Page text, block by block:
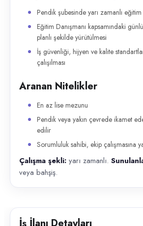
Pendik şubesinde yarı zamanlı eğitim
Eğitim Danışmanı kapsamındaki
planlı şekilde yürütülmesi
İş güvenliği, hijyen ve kalite
çalışılması
Aranan Nitelikler
En az lise mezunu
Pendik veya yakın çevrede ikamet
edilir
Sorumluluk sahibi, ekip çalışmasına
Çalışma şekli: yarı zamanlı.
veya bahşiş.